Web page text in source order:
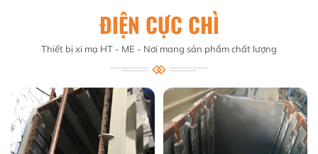
ĐIỆN CỰC CHÌ
Thiết bị xi mạ HT - ME - Nơi mang sản phẩm chất lượng